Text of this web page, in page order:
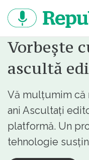
continut
Vorbește
ascultă
Vă mulțumim că
ani Ascultați
platformă. Un
tehnologie